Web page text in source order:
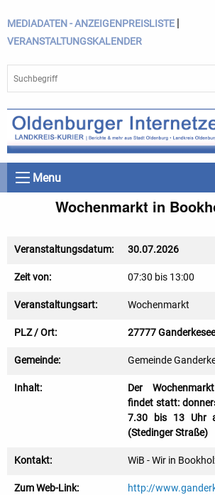
MEDIADATEN - ANZEIGENPREISLISTE |
VERANSTALTUNGSKALENDER
Menu
Wochenmarkt in
Veranstaltungsdatum: 30.07.2026
Zeit von: 07:30 bis 13:00
Veranstaltungsart: Wochenmarkt
PLZ / Ort: 27777 Ganderkesee
Gemeinde: Gemeinde
Inhalt:
Der
findet statt:
7.30 bis 13 Uhr
(Stedinger Straße)
Kontakt: WiB - Wir in
Zum Web-Link: http://